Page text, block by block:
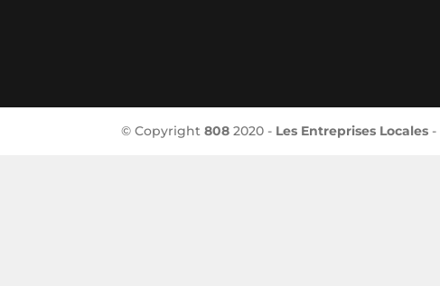
© Copyright808 2020 - Les Entreprises Locales -